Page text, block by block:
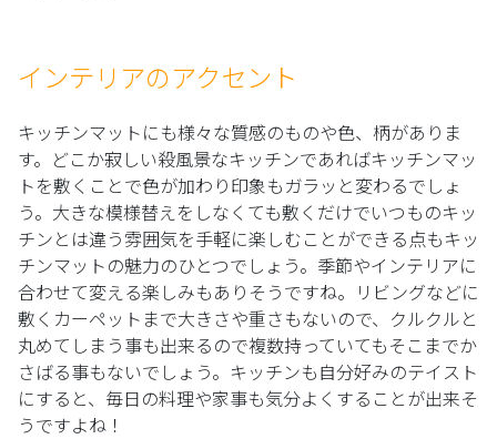
インテリアのアクセント
キッチンマットにも様々な質感のものや色、柄がありま
す。どこか寂しい殺風景なキッチンであればキッチンマッ
トを敷くことで色が加わり印象もガラッと変わるでしょ
う。大きな模様替えをしなくても敷くだけでいつものキッ
チンとは違う雰囲気を手軽に楽しむことができる点もキッ
チンマットの魅力のひとつでしょう。季節やインテリアに
合わせて変える楽しみもありそうですね。リビングなどに
敷くカーペットまで大きさや重さもないので、クルクルと
丸めてしまう事も出来るので複数持っていてもそこまでか
さばる事もないでしょう。キッチンも自分好みのテイスト
にすると、毎日の料理や家事も気分よくすることが出来そ
うですよね！